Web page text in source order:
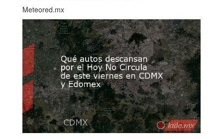
Meteored.mx